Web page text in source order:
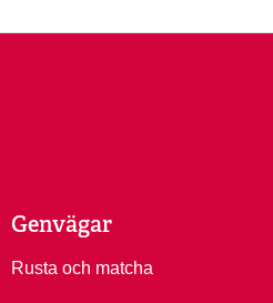
Genvägar
Rusta och matcha